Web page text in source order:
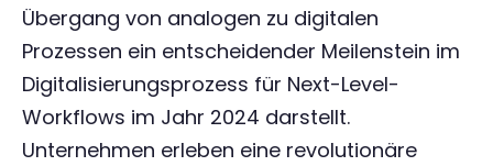
Übergang von analogen zu digitalen
Prozessen ein entscheidender Meilenstein im
Digitalisierungsprozess für Next-Level-
Workflows im Jahr 2024 darstellt.
Unternehmen erleben eine revolutionäre